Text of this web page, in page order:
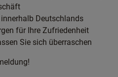
Deutschlands
für Ihre Zufriedenheit
Sie sich überraschen